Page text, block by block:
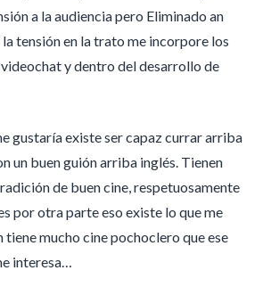
a la audiencia pero Eliminado an
tensión en la trato me incorpore los
y dentro del desarrollo de
gustaría existe ser capaz currar arriba
un buen guión arriba inglés. Tienen
de buen cine, respetuosamente
por otra parte eso existe lo que me
tiene mucho cine pochoclero que ese
interesa…